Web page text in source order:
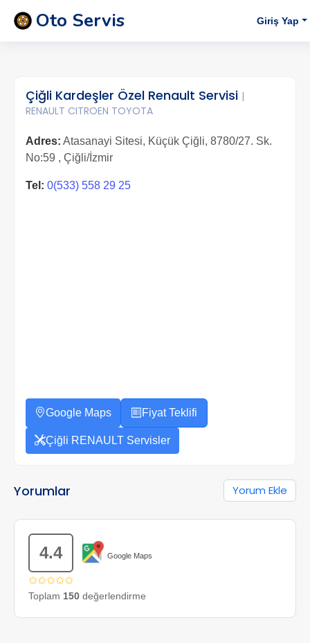
Oto Servis Giriş Yap
Çiğli Kardeşler Özel Renault Servisi |
RENAULT CITROEN TOYOTA
Adres: Atasanayi Sitesi, Küçük Çiğli, 8780/27. Sk.
No:59 , Çiğli/İzmir
Tel: 0(533) 558 29 25
Google Maps Fiyat Teklifi
Çiğli RENAULT Servisler
Yorumlar Yorum Ekle
4.4 Google Maps
✩✩✩✩✩
Toplam 150 değerlendirme